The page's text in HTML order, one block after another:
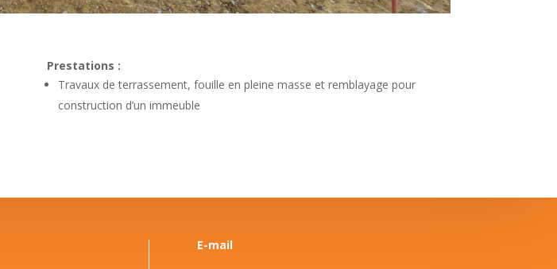
Prestations :
Travaux de terrassement, fouille en pleine masse et remblayage pour
construction d’un immeuble
E-mail